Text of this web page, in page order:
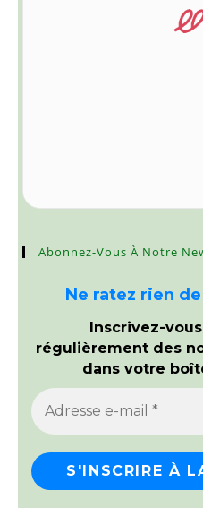
Abonnez-Vous À Notre
Ne ratez rien
Inscrivez-
régulièrement des
dans votre